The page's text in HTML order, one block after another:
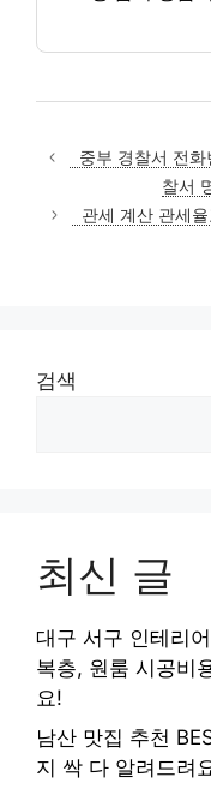
중부 경찰서 전
찰서
관세 계산 관세
검색
최신 글
대구 서구 인테리
복층, 원룸 시공비
요!
남산 맛집 추천
지 싹 다 알려드려